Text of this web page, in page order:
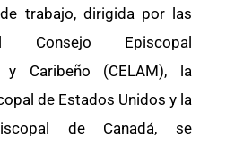
trabajo, dirigida por las
Consejo Episcopal
y Caribeño (CELAM), la
de Estados Unidos y la
de Canadá, se